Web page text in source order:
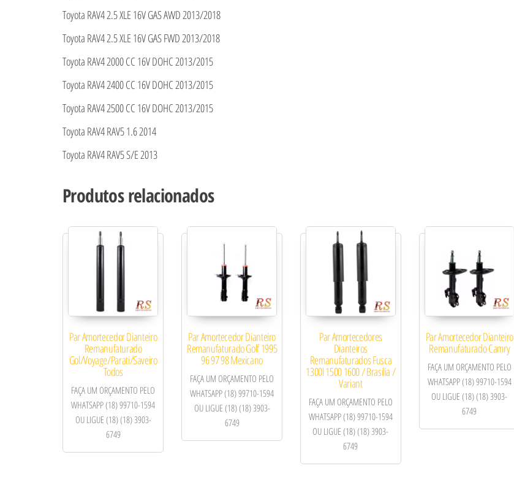
Toyota RAV4 2.5 XLE 16V GAS AWD 2013/2018
Toyota RAV4 2.5 XLE 16V GAS FWD 2013/2018
Toyota RAV4 2000 CC 16V DOHC 2013/2015
Toyota RAV4 2400 CC 16V DOHC 2013/2015
Toyota RAV4 2500 CC 16V DOHC 2013/2015
Toyota RAV4 RAV5 1.6 2014
Toyota RAV4 RAV5 S/E 2013
Produtos relacionados
Par Amortecedor Dianteiro
Remanufaturado
Gol/Voyage/Parati/Saveiro
Todos
FAÇA UM ORÇAMENTO PELO
WHATSAPP (18) 99710-1594
OU LIGUE (18) (18) 3903-
6749
Par Amortecedor Dianteiro
Remanufaturado Golf 1995
96 97 98 Mexicano
FAÇA UM ORÇAMENTO PELO
WHATSAPP (18) 99710-1594
OU LIGUE (18) (18) 3903-
6749
Par Amortecedores
Dianteiros
Remanufaturados Fusca
1300l 1500 1600 / Brasilia /
Variant
FAÇA UM ORÇAMENTO PELO
WHATSAPP (18) 99710-1594
OU LIGUE (18) (18) 3903-
6749
Par Amortecedor Dianteiro
Remanufaturado Camry
FAÇA UM ORÇAMENTO PELO
WHATSAPP (18) 99710-1594
OU LIGUE (18) (18) 3903-
6749